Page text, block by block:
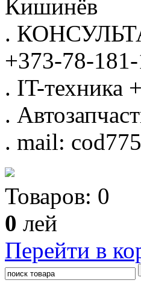
Кишинёв
.
+373-78-
. IT-техника
.
. mail:
Товаров: 0
0 лей
Перейти в